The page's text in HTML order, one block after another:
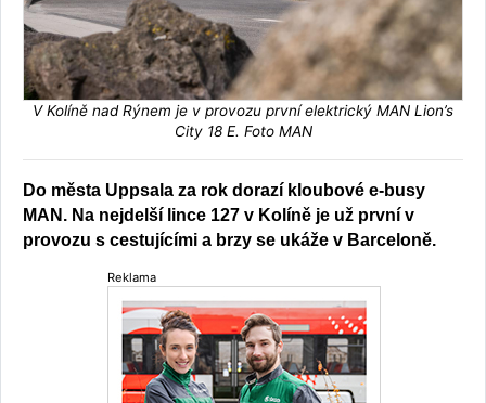
V Kolíně nad Rýnem je v provozu první elektrický MAN Lion’s
City 18 E. Foto MAN
Do města Uppsala za rok dorazí kloubové e-busy
MAN. Na nejdelší lince 127 v Kolíně je už první v
provozu s cestujícími a brzy se ukáže v Barceloně.
Reklama